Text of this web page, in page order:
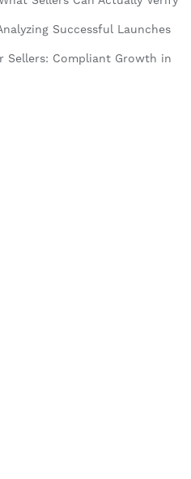
Successful Launches
Sellers: Compliant Growth in